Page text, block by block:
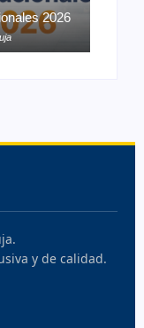
2026
y de calidad.